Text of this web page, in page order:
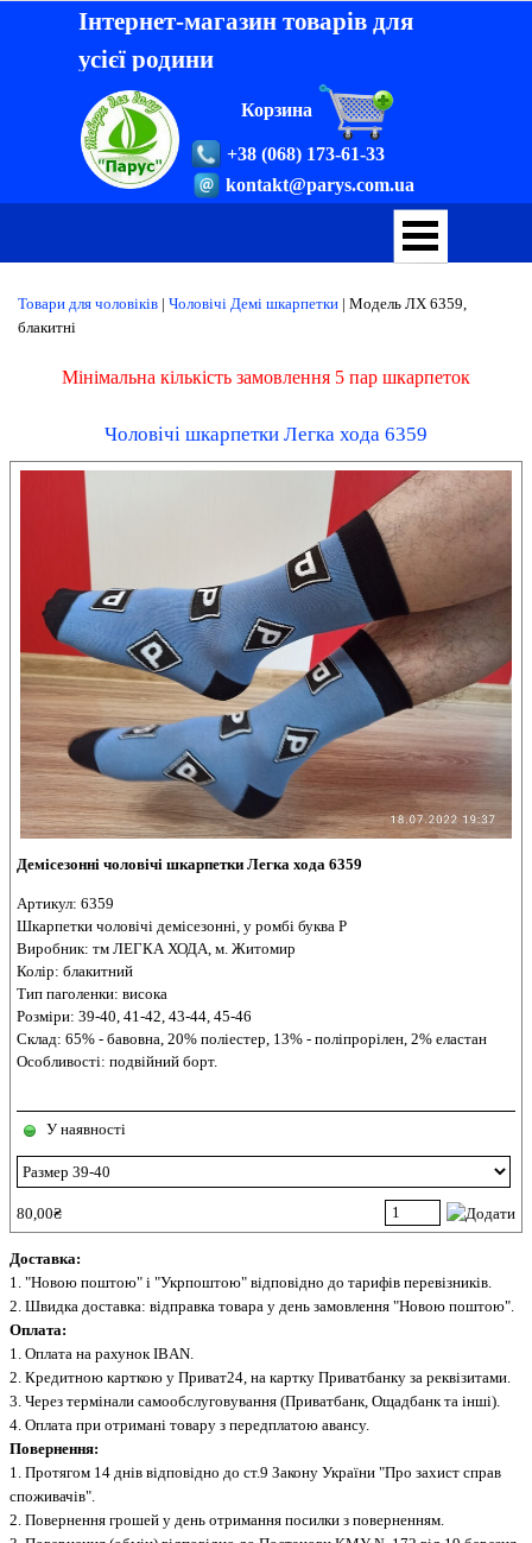
Інтернет-магазин товарів для
усієї родини
+38 (068) 173-61-33
kontakt@parys.com.ua
Корзина
Товари для чоловіків | Чоловічі Демі шкарпетки | Модель ЛХ 6359,
блакитні
Мінімальна кількість замовлення 5 пар шкарпеток
Чоловічі шкарпетки Легка хода 6359
Демісезонні чоловічі шкарпетки Легка хода 6359
Артикул: 6359
Шкарпетки чоловічі демісезонні, у ромбі буква Р
Виробник: тм ЛЕГКА ХОДА, м. Житомир
Колір: блакитний
Тип паголенки: висока
Розміри: 39-40, 41-42, 43-44, 45-46
Склад: 65% - бавовна, 20% поліестер, 13% - поліпрорілен, 2% еластан
Особливості: подвійний борт.
У наявності
80,00₴
Доставка:
1. "Новою поштою" і "Укрпоштою" відповідно до тарифів перевізників.
2. Швидка доставка: відправка товара у день замовлення "Новою поштою".
Оплата:
1. Оплата на рахунок IBAN.
2. Кредитною карткою у Приват24, на картку Приватбанку за реквізитами.
3. Через термінали самообслуговування (Приватбанк, Ощадбанк та інші).
4. Оплата при отримані товару з передплатою авансу.
Повернення:
1. Протягом 14 днів відповідно до ст.9 Закону України "Про захист справ
споживачів".
2. Повернення грошей у день отримання посилки з поверненням.